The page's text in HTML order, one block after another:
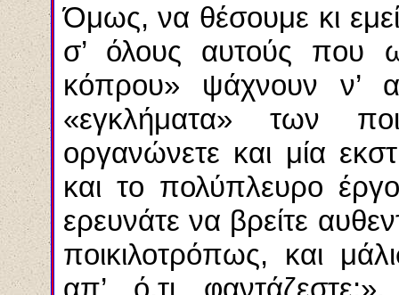
Όμως, να θέσουμε κι
σ’ όλους αυτούς που
κόπρου» ψάχνουν ν’
«εγκλήματα» των
οργανώνετε και μία
και το πολύπλευρο
ερευνάτε να βρείτε
ποικιλοτρόπως, και
απ’ ό,τι